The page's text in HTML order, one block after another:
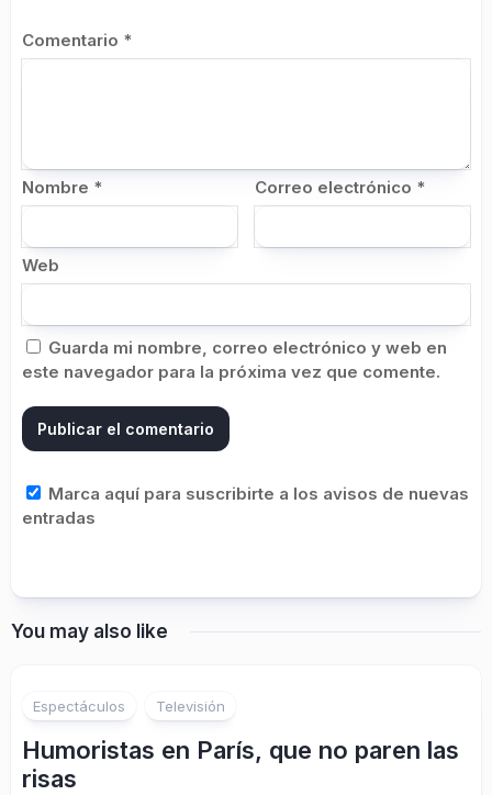
Comentario *
Nombre * Correo electrónico *
Web
Guarda mi nombre, correo electrónico y web en
este navegador para la próxima vez que comente.
Marca aquí para suscribirte a los avisos de nuevas
entradas
You may also like
Espectáculos Televisión
Humoristas en París, que no paren las
risas